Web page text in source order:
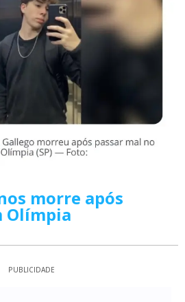
morre após
Olímpia
PUBLICIDADE